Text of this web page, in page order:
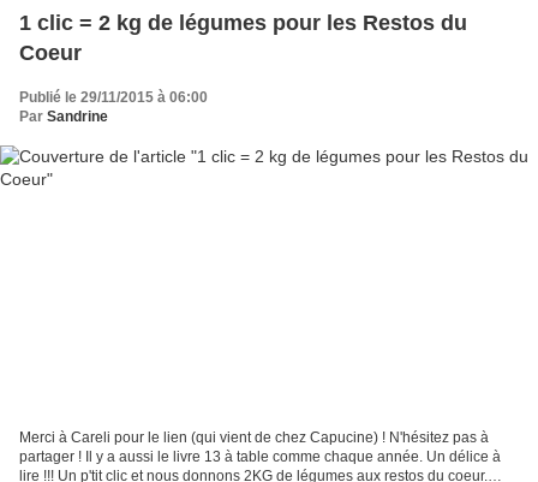
1 clic = 2 kg de légumes pour les Restos du
Coeur
Publié le 29/11/2015 à 06:00
Par Sandrine
Merci à Careli pour le lien (qui vient de chez Capucine) ! N'hésitez pas à
partager ! Il y a aussi le livre 13 à table comme chaque année. Un délice à
lire !!! Un p'tit clic et nous donnons 2KG de légumes aux restos du coeur.